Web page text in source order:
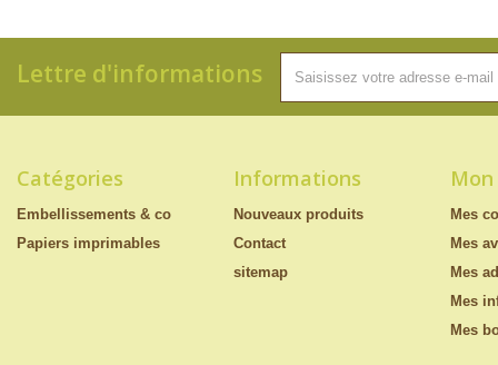
Lettre d'informations
Catégories
Embellissements & co
Papiers imprimables
Informations
Nouveaux produits
Contact
sitemap
Mes
Mes
Mes
Mes
Mes